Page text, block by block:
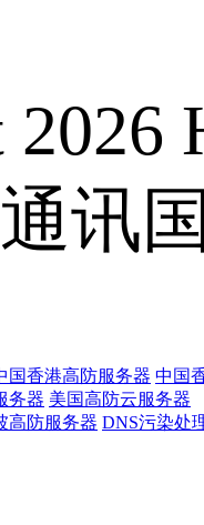
2026
讯
国香港高防服务器 中国
务器 美国高防云服务器
高防服务器 DNS污染处